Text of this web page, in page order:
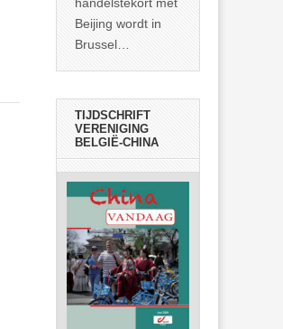
handelstekort met
Beijing wordt in
Brussel
economische
agressie. In
werkelijkheid
verhult die
spectaculaire
rekensom vooral
de industriële
achterstand die
… >> lees meer
TIJDSCHRIFT
VERENIGING
BELGIË-CHINA